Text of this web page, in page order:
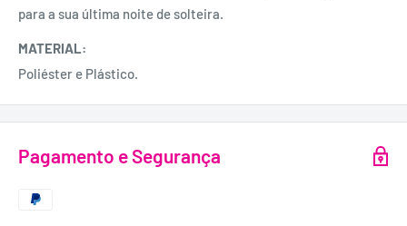
para a sua última noite de solteira.
MATERIAL:
Poliéster e Plástico.
Pagamento e Segurança